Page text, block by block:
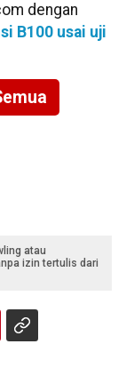
dengan
B100 usai uji
atau
izin tertulis dari